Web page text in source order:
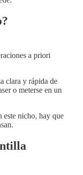
a priori
clara y rápida de
o meterse en un
este nicho, hay que